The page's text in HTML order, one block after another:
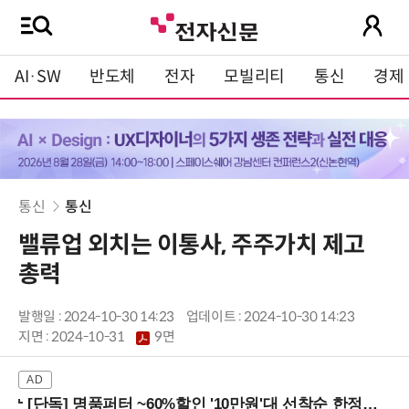
AI·SW 반도체 전자 모빌리티 통신 경제
통신 통신
밸류업 외치는 이통사, 주주가치 제고
총력
발행일 : 2024-10-30 14:23
업데이트 : 2024-10-30 14:23
지면 :2024-10-31 9면
[단독] 명품퍼터 ~60%할인 '10만원'대 선착순 한정판매!